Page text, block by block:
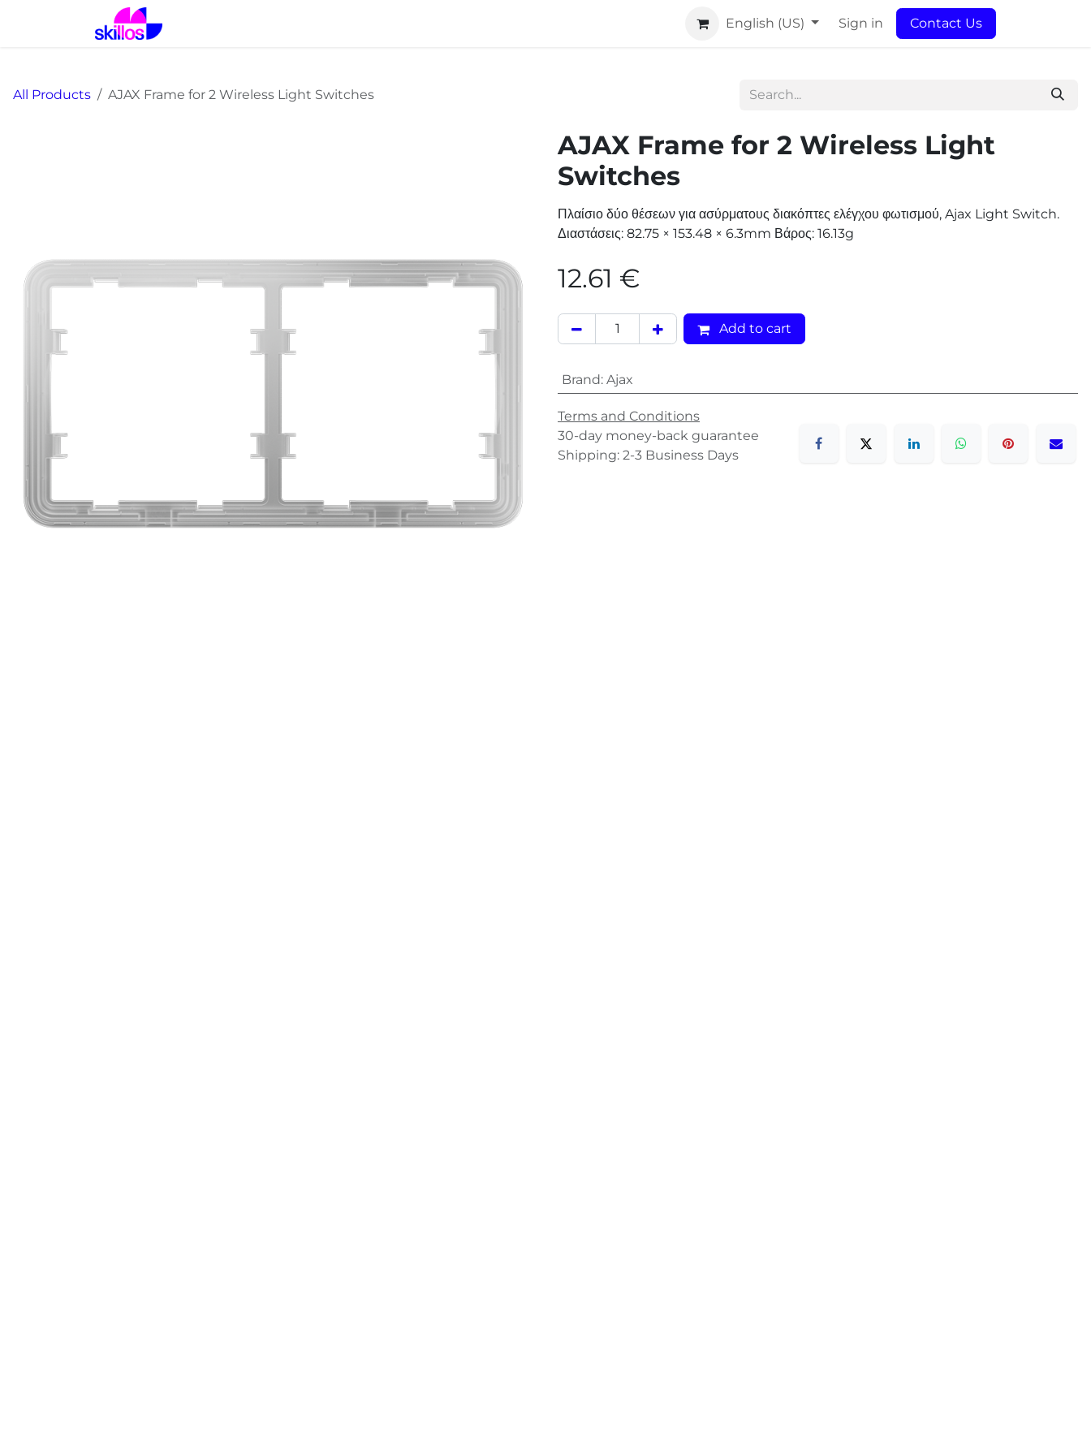
English (US) Sign in Contact Us
All Products AJAX Frame for 2 Wireless Light Switches
AJAX Frame for 2 Wireless Light
Switches
Πλαίσιο δύο θέσεων για ασύρματους διακόπτες ελέγχου φωτισμού, Ajax Light Switch.
Διαστάσεις: 82.75 × 153.48 × 6.3mm Βάρος: 16.13g
12.61 €
Add to cart
Brand: Ajax
Terms and Conditions
30-day money-back guarantee
Shipping: 2-3 Business Days